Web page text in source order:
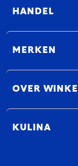
HANDEL
MERKEN
OVER
KULINA